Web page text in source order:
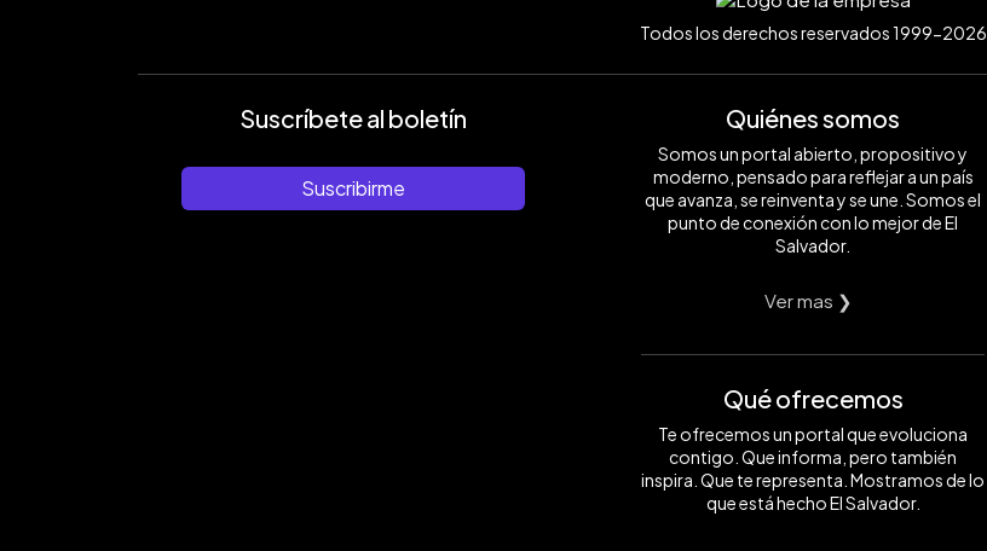
Todos los derechos reservados 1999-2026
Suscríbete al boletín
Suscribirme
Quiénes somos
Somos un portal abierto, propositivo y
moderno, pensado para reflejar a un país
que avanza, se reinventa y se une. Somos el
punto de conexión con lo mejor de El
Salvador.
Ver mas ❯
Qué ofrecemos
Te ofrecemos un portal que evoluciona
contigo. Que informa, pero también
inspira. Que te representa. Mostramos de lo
que está hecho El Salvador.